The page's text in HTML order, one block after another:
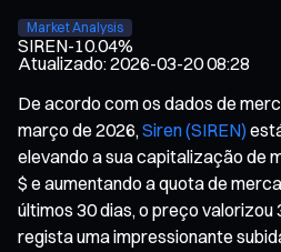
Market Analysis
SIREN-10.04%
Atualizado:2026-03-20 08:28
De acordo com os dados de
março de 2026, Siren (SIREN)
elevando a sua capitalização de
$ e aumentando a quota de
últimos 30 dias, o preço valorizou
regista uma impressionante